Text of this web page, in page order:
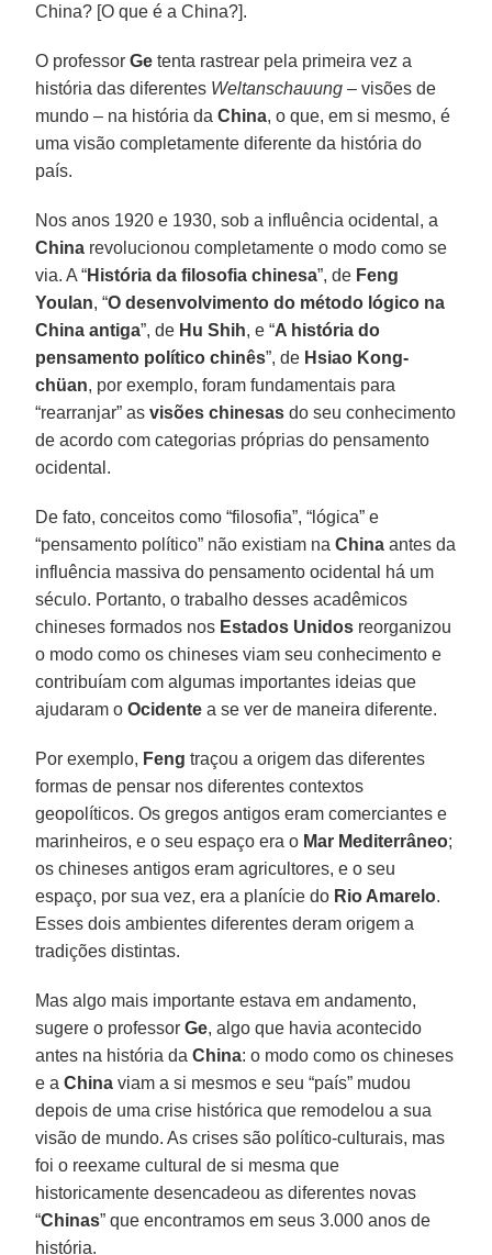
China? [O que é a China?].
O professorGe tenta rastrear pela primeira vez a
história das diferentes Weltanschauung – visões de
mundo – na história daChina, o que, em si mesmo, é
uma visão completamente diferente da história do
país.
Nos anos 1920 e 1930, sob a influência ocidental, a
China revolucionou completamente o modo como se
via. A “História da filosofia chinesa”, de Feng
Youlan, “O desenvolvimento do método lógico na
China antiga”, de Hu Shih, e “A história do
pensamento político chinês”, de Hsiao Kong-
chüan, por exemplo, foram fundamentais para
“rearranjar” asvisões chinesas do seu conhecimento
de acordo com categorias próprias do pensamento
ocidental.
De fato, conceitos como “filosofia”, “lógica” e
“pensamento político” não existiam naChina antes da
influência massiva do pensamento ocidental há um
século. Portanto, o trabalho desses acadêmicos
chineses formados nos Estados Unidos reorganizou
o modo como os chineses viam seu conhecimento e
contribuíam com algumas importantes ideias que
ajudaram oOcidente a se ver de maneira diferente.
Por exemplo, Feng traçou a origem das diferentes
formas de pensar nos diferentes contextos
geopolíticos. Os gregos antigos eram comerciantes e
marinheiros, e o seu espaço era o Mar Mediterrâneo;
os chineses antigos eram agricultores, e o seu
espaço, por sua vez, era a planície do Rio Amarelo.
Esses dois ambientes diferentes deram origem a
tradições distintas.
Mas algo mais importante estava em andamento,
sugere o professorGe, algo que havia acontecido
antes na história daChina: o modo como os chineses
e aChina viam a si mesmos e seu “país” mudou
depois de uma crise histórica que remodelou a sua
visão de mundo. As crises são político-culturais, mas
foi o reexame cultural de si mesma que
historicamente desencadeou as diferentes novas
“Chinas” que encontramos em seus 3.000 anos de
história.